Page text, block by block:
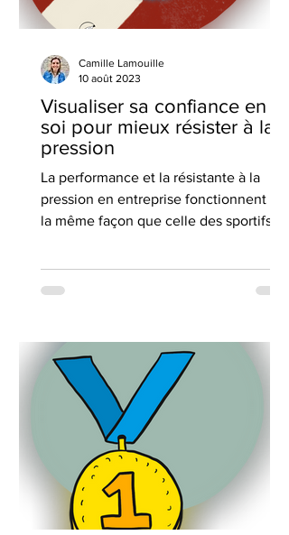
Visualiser sa confiance en
soi pour mieux résister à la
pression
La performance et la résistante à la
pression en entreprise fonctionnent de
la même façon que celle des sportifs de
Camille Lamouille
10 août 2023